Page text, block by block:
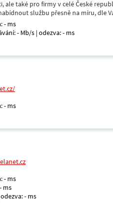
také pro firmy v celé České
službu přesně na míru, dle
- ms
- Mb/s | odezva: - ms
- ms
- ms
ms
- ms